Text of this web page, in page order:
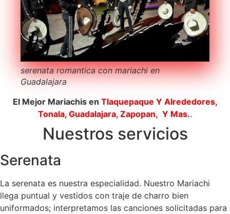
serenata romantica con mariachi en
Guadalajara
El Mejor Mariachis en Tlaquepaque Y Alrededores,
Tonala, Guadalajara, Zapopan, Y Mas..
Nuestros servicios
Serenata
La serenata es nuestra especialidad. Nuestro Mariachi
llega puntual y vestidos con traje de charro bien
uniformados; interpretamos las canciones solicitadas para